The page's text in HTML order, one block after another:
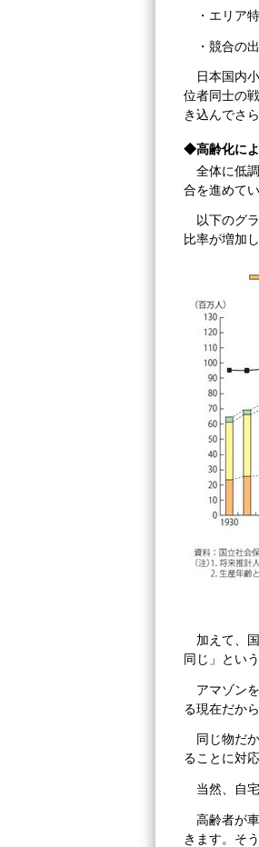
・エリア
・競合の
日本国内
位者同士の
き込んでさ
◆高齢化に
全体に低
合を進めて
以下のグ
比率が増加
加えて、
同じ」とい
アマゾン
る現在だか
同じ物だ
ることに対
当然、自
高齢者が
きます。そ